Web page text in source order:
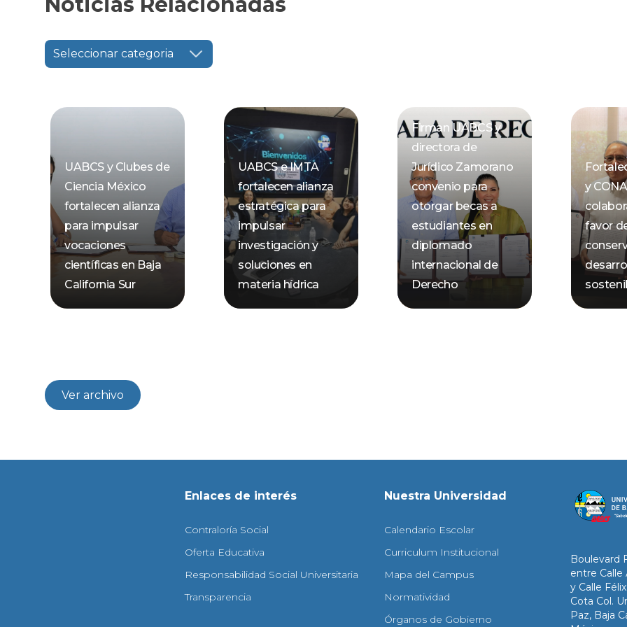
Seleccionar categoria
UABCS y Clubes de
Ciencia México
fortalecen alianza
para impulsar
vocaciones
científicas en Baja
California Sur
UABCS e IMTA
fortalecen alianza
estratégica para
impulsar
investigación y
soluciones en
materia hídrica
Firman UABCS y
directora de
Jurídico Zamorano
convenio para
otorgar becas a
estudiantes en
diplomado
internacional de
Derecho
y
favor
Ver archivo
Enlaces de interés
Contraloría Social
Oferta Educativa
Responsabilidad Social Universitaria
Transparencia
Nuestra Universidad
Calendario Escolar
Curriculum Institucional
Mapa del Campus
Normatividad
Órganos de Gobierno
Boulevard
entre Calle
y Calle
Cota Col.
Paz, Baja